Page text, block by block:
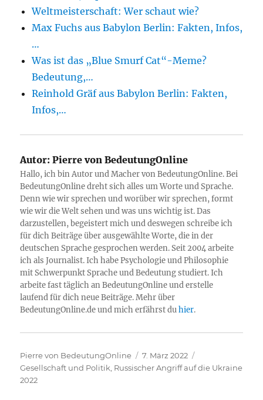
Weltmeisterschaft: Wer schaut wie?
Max Fuchs aus Babylon Berlin: Fakten, Infos,
…
Was ist das „Blue Smurf Cat“-Meme?
Bedeutung,…
Reinhold Gräf aus Babylon Berlin: Fakten,
Infos,…
Autor: Pierre von BedeutungOnline
Hallo, ich bin Autor und Macher von BedeutungOnline. Bei
BedeutungOnline dreht sich alles um Worte und Sprache.
Denn wie wir sprechen und worüber wir sprechen, formt
wie wir die Welt sehen und was uns wichtig ist. Das
darzustellen, begeistert mich und deswegen schreibe ich
für dich Beiträge über ausgewählte Worte, die in der
deutschen Sprache gesprochen werden. Seit 2004 arbeite
ich als Journalist. Ich habe Psychologie und Philosophie
mit Schwerpunkt Sprache und Bedeutung studiert. Ich
arbeite fast täglich an BedeutungOnline und erstelle
laufend für dich neue Beiträge. Mehr über
BedeutungOnline.de und mich erfährst duhier.
Autor
Pierre von BedeutungOnline
Veröffentlicht
am
7. März 2022
Gesellschaft und Politik Russischer Angriff auf die Ukraine
2022